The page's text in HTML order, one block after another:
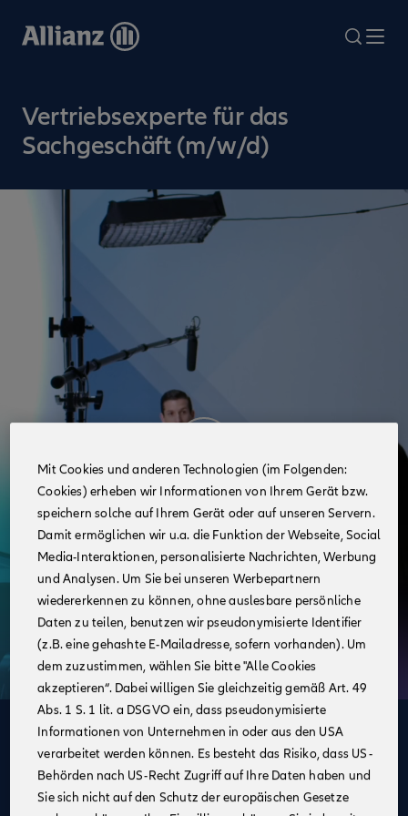
zum
search
Vertriebsexperte für das
Sachgeschäft (m/w/d)
Deine Vorteile
im Vertrieb der Allianz
Ein unbefristeter Arbeitsvertrag inklusive attraktiver
Mit Cookies und anderen Technologien (im Folgenden:
Cookies) erheben wir Informationen von Ihrem Gerät bzw.
speichern solche auf Ihrem Gerät oder auf unseren Servern.
Damit ermöglichen wir u.a. die Funktion der Webseite, Social
Media-Interaktionen, personalisierte Nachrichten, Werbung
und Analysen. Um Sie bei unseren Werbepartnern
wiedererkennen zu können, ohne auslesbare persönliche
Daten zu teilen, benutzen wir pseudonymisierte Identifier
(z.B. eine gehashte E-Mailadresse, sofern vorhanden). Um
dem zuzustimmen, wählen Sie bitte "Alle Cookies
akzeptieren“. Dabei willigen Sie gleichzeitig gemäß Art. 49
Abs. 1 S. 1 lit. a DSGVO ein, dass pseudonymisierte
Informationen von Unternehmen in oder aus den USA
verarbeitet werden können. Es besteht das Risiko, dass US-
Behörden nach US-Recht Zugriff auf Ihre Daten haben und
Sie sich nicht auf den Schutz der europäischen Gesetze